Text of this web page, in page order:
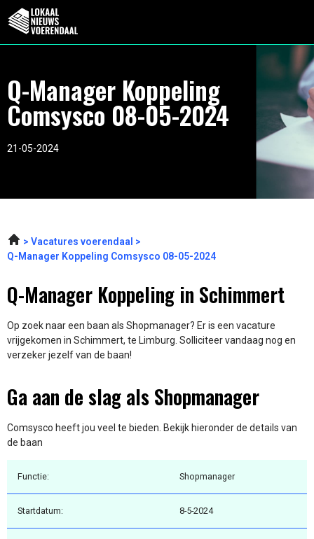
Q-Manager Koppeling
Comsysco 08-05-2024
21-05-2024
Vacatures voerendaal
Q-Manager Koppeling Comsysco 08-05-2024
Q-Manager Koppeling in Schimmert
Op zoek naar een baan als Shopmanager? Er is een vacature
vrijgekomen in Schimmert, te Limburg. Solliciteer vandaag nog en
verzeker jezelf van de baan!
Ga aan de slag als Shopmanager
Comsysco heeft jou veel te bieden. Bekijk hieronder de details van
de baan
Functie: Shopmanager
Startdatum: 8-5-2024